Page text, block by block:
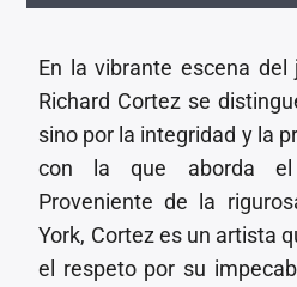
Invencible Radio
En la vibrante escena del
Richard Cortez se
sino por la integridad y la
con la que aborda el
Proveniente de la
York, Cortez es un artista
el respeto por su